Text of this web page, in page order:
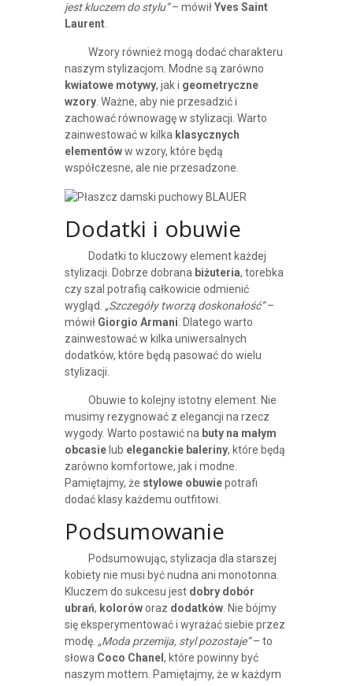
jest kluczem do stylu”– mówiłYves Saint
Laurent.
Wzory również mogą dodać charakteru
naszym stylizacjom. Modne są zarówno
kwiatowe motywy, jak i geometryczne
wzory. Ważne, aby nie przesadzić i
zachować równowagę w stylizacji. Warto
zainwestować w kilka klasycznych
elementóww wzory, które będą
współczesne, ale nie przesadzone.
Dodatki i obuwie
Dodatki to kluczowy element każdej
stylizacji. Dobrze dobrana biżuteria, torebka
czy szal potrafią całkowicie odmienić
wygląd. „Szczegóły tworzą doskonałość”–
mówił Giorgio Armani . Dlatego warto
zainwestować w kilka uniwersalnych
dodatków, które będą pasować do wielu
stylizacji.
Obuwie to kolejny istotny element. Nie
musimy rezygnować z elegancji na rzecz
wygody. Warto postawić na buty na małym
obcasielub eleganckie baleriny, które będą
zarówno komfortowe, jak i modne.
Pamiętajmy, że stylowe obuwiepotrafi
dodać klasy każdemu outfitowi.
Podsumowanie
Podsumowując, stylizacja dla starszej
kobiety nie musi być nudna ani monotonna.
Kluczem do sukcesu jest dobry dobór
ubrań, koloróworaz dodatków. Nie bójmy
się eksperymentować i wyrażać siebie przez
modę. „Moda przemija, styl pozostaje”– to
słowa Coco Chanel , które powinny być
naszym mottem. Pamiętajmy, że w każdym